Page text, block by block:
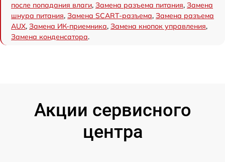
после попадания влаги, Замена разъема питания, Замена
шнура питания, Замена SCART-разъема, Замена разъема
AUX, Замена ИК-приемника, Замена кнопок управления,
Замена конденсатора.
Акции сервисного
центра